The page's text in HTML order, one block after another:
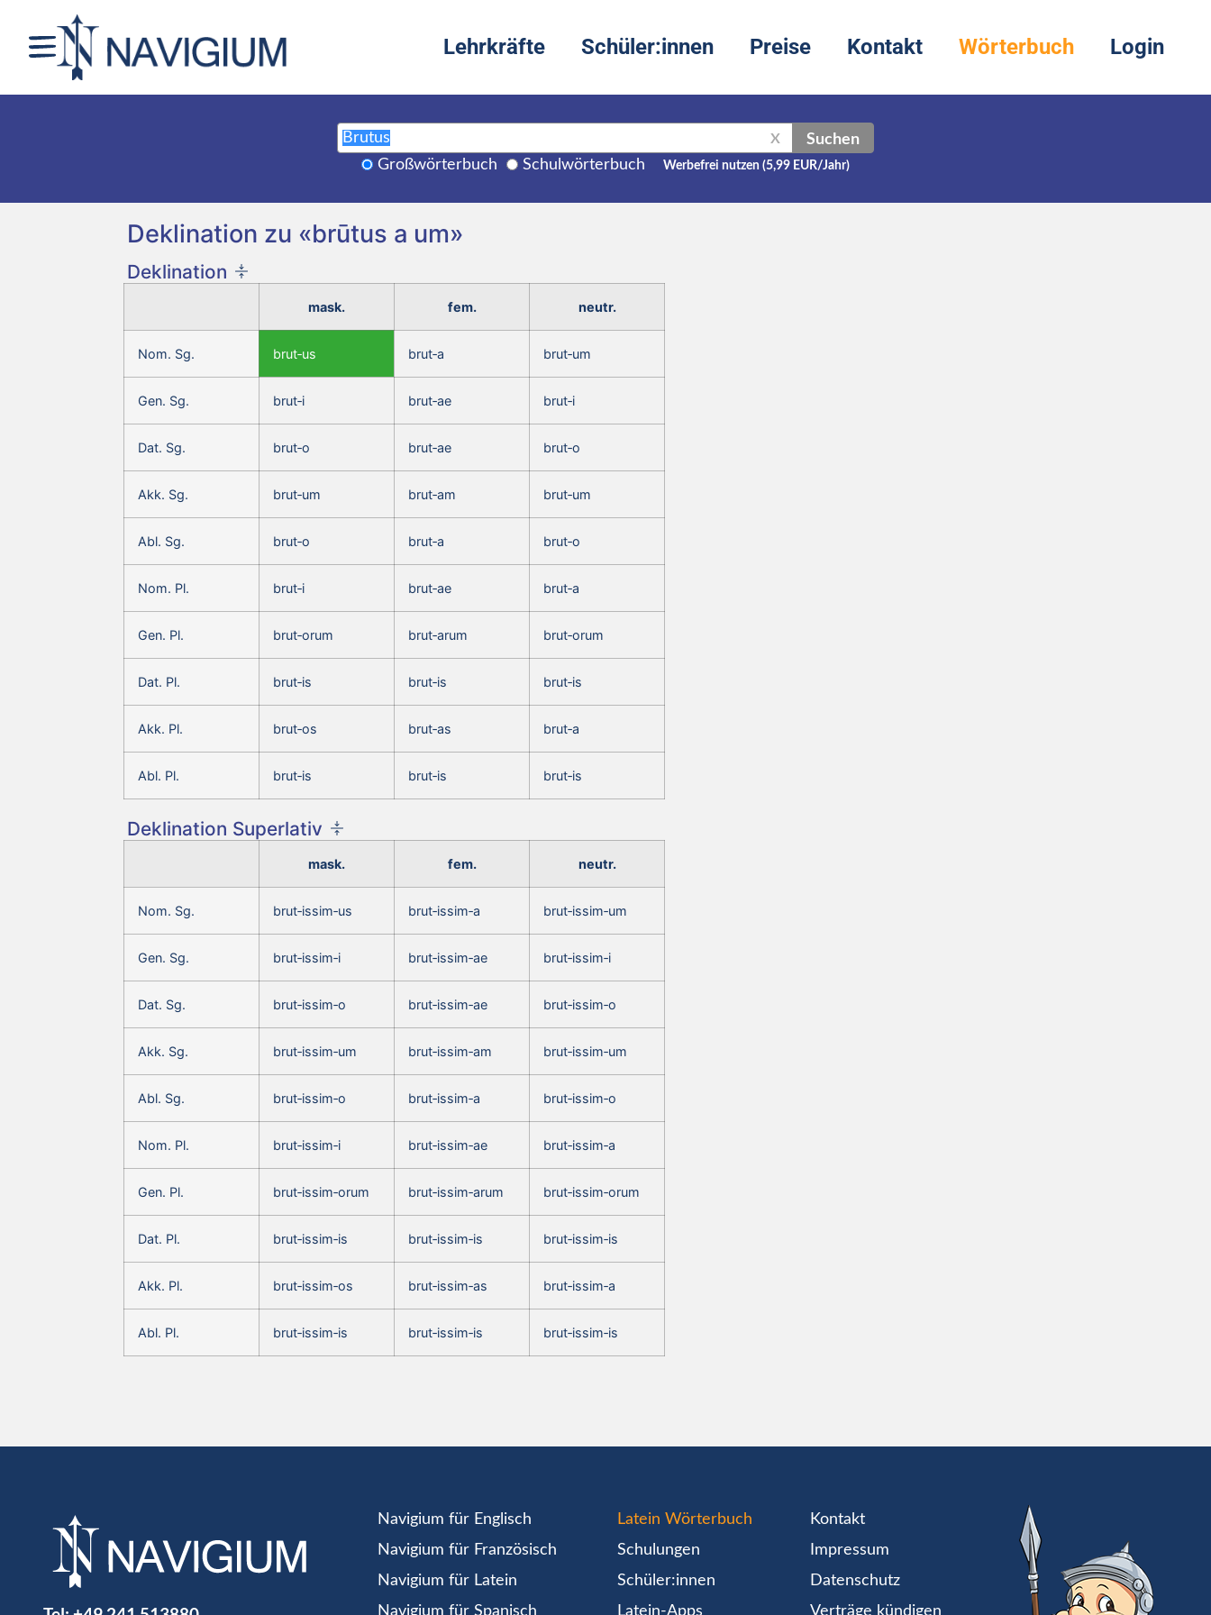
Lehrkräfte Schüler:innen Preise Kontakt Wörterbuch Login
X Suchen
Großwörterbuch Schulwörterbuch Werbefrei nutzen (5,99 EUR/Jahr)
Deklination zu «brūtus a um»
Deklination
mask. fem. neutr.
Nom. Sg. brut‑us brut‑a brut‑um
Gen. Sg. brut‑i brut‑ae brut‑i
Dat. Sg. brut‑o brut‑ae brut‑o
Akk. Sg. brut‑um brut‑am brut‑um
Abl. Sg. brut‑o brut‑a brut‑o
Nom. Pl. brut‑i brut‑ae brut‑a
Gen. Pl. brut‑orum brut‑arum brut‑orum
Dat. Pl. brut‑is brut‑is brut‑is
Akk. Pl. brut‑os brut‑as brut‑a
Abl. Pl. brut‑is brut‑is brut‑is
Deklination Superlativ
mask. fem. neutr.
Nom. Sg. brut‑issim‑us brut‑issim‑a brut‑issim‑um
Gen. Sg. brut‑issim‑i brut‑issim‑ae brut‑issim‑i
Dat. Sg. brut‑issim‑o brut‑issim‑ae brut‑issim‑o
Akk. Sg. brut‑issim‑um brut‑issim‑am brut‑issim‑um
Abl. Sg. brut‑issim‑o brut‑issim‑a brut‑issim‑o
Nom. Pl. brut‑issim‑i brut‑issim‑ae brut‑issim‑a
Gen. Pl. brut‑issim‑orum brut‑issim‑arum brut‑issim‑orum
Dat. Pl. brut‑issim‑is brut‑issim‑is brut‑issim‑is
Akk. Pl. brut‑issim‑os brut‑issim‑as brut‑issim‑a
Abl. Pl. brut‑issim‑is brut‑issim‑is brut‑issim‑is
Navigium für Englisch
Navigium für Französisch
Navigium für Latein
Navigium für Spanisch
Latein Wörterbuch
Schulungen
Schüler:innen
Latein-Apps
Kontakt
Impressum
Datenschutz
Verträge kündigen